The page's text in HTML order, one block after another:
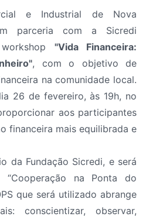
e Industrial de Nova
parceria com a Sicredi
"Vida Financeira:
, com o objetivo de
na comunidade local.
26 de fevereiro, às 19h, no
aos participantes
financeira mais equilibrada e
da Fundação Sicredi, e será
“Cooperação na Ponta do
que será utilizado abrange
conscientizar, observar,